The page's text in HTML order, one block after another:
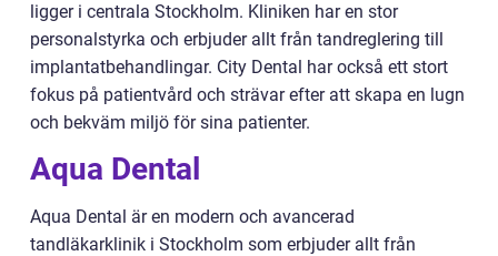
ligger i centrala Stockholm. Kliniken har en stor
personalstyrka och erbjuder allt från tandreglering till
implantatbehandlingar. City Dental har också ett stort
fokus på patientvård och strävar efter att skapa en lugn
och bekväm miljö för sina patienter.
Aqua Dental
Aqua Dental är en modern och avancerad
tandläkarklinik i Stockholm som erbjuder allt från